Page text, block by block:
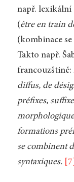
např. lexikální
(être en train
(kombinace
Takto např.
francouzštině:
diffus, de
préfixes,
formations
se combinent
syntaxiques.
[7]